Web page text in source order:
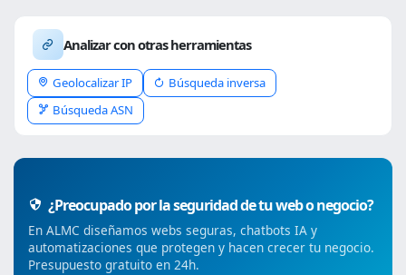
Analizar con otras herramientas
Geolocalizar IP
Búsqueda inversa
Búsqueda ASN
¿Preocupado por la seguridad de tu web o negocio?
En ALMC diseñamos webs seguras, chatbots IA y
automatizaciones que protegen y hacen crecer tu negocio.
Presupuesto gratuito en 24h.